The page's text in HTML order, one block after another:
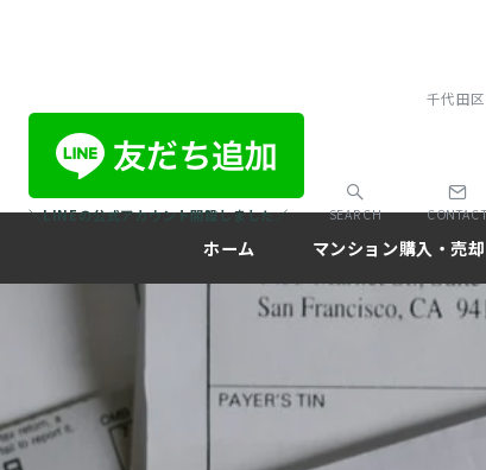
千代田
＼LINEの公式アカウント開設しました／ SEARCH
ホーム マンション購入・売却